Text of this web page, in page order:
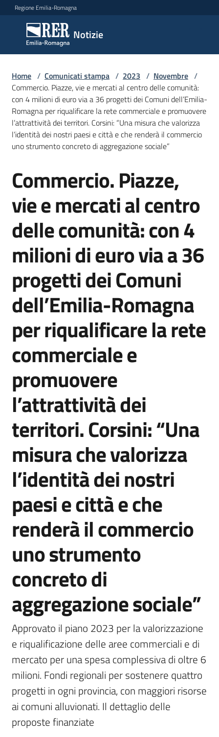
Vai al contenuto
Vai alla navigazione
Vai al footer
Regione Emilia-Romagna
Notizie
Notizie
Comunicati
stampa
Menu selezionato
Cerca
un
comunicato
Agenzia
di
informazione
e
Seguici
su
Home / Comunicati stampa / 2023 / Novembre /
Commercio. Piazze, vie e mercati al centro delle comunità:
con 4 milioni di euro via a 36 progetti dei Comuni dell’Emilia-
Romagna per riqualificare la rete commerciale e promuovere
l’attrattività dei territori. Corsini: “Una misura che valorizza
l’identità dei nostri paesi e città e che renderà il commercio
uno strumento concreto di aggregazione sociale”
Salta al contenuto
Commercio. Piazze,
vie e mercati al centro
delle comunità: con 4
milioni di euro via a 36
progetti dei Comuni
dell’Emilia-Romagna
per riqualificare la rete
commerciale e
promuovere
l’attrattività dei
territori. Corsini: “Una
misura che valorizza
l’identità dei nostri
paesi e città e che
renderà il commercio
uno strumento
concreto di
aggregazione sociale”
Approvato il piano 2023 per la valorizzazione
e riqualificazione delle aree commerciali e di
mercato per una spesa complessiva di oltre 6
milioni. Fondi regionali per sostenere quattro
progetti in ogni provincia, con maggiori risorse
ai comuni alluvionati. Il dettaglio delle
proposte finanziate